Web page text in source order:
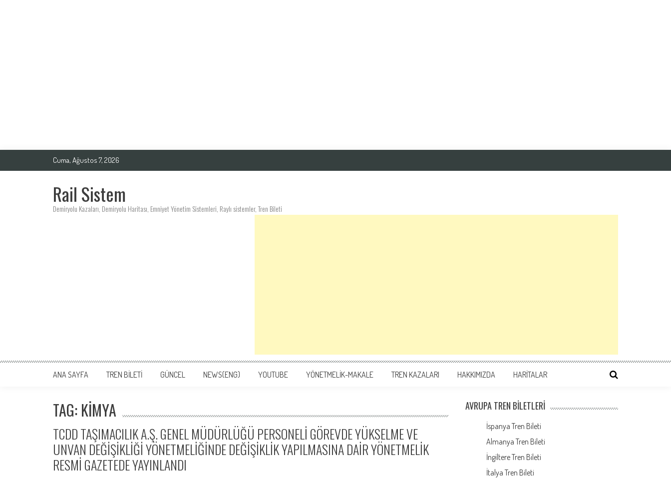
Cuma, Ağustos 7, 2026
Rail Sistem
Demiryolu Kazaları, Demiryolu Haritası, Emniyet Yönetim Sistemleri, Raylı sistemler, Tren Bileti
ANA SAYFA TREN BİLETİ GÜNCEL NEWS(ENG) YOUTUBE YÖNETMELİK-MAKALE TREN KAZALARI HAKKIMIZDA HARİTALAR
TAG: KIMYA
TCDD TAŞIMACILIK A.Ş. GENEL MÜDÜRLÜĞÜ PERSONELİ GÖREVDE YÜKSELME VE
UNVAN DEĞİŞİKLİĞİ YÖNETMELİĞİNDE DEĞİŞİKLİK YAPILMASINA DAİR YÖNETMELİK
RESMİ GAZETEDE YAYINLANDI
AVRUPA TREN BILETLERI
İspanya Tren Bileti
Almanya Tren Bileti
İngiltere Tren Bileti
İtalya Tren Bileti